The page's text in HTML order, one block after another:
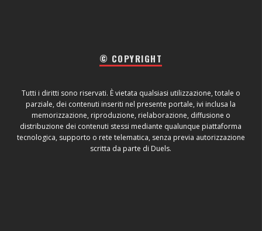
© COPYRIGHT
Tutti i diritti sono riservati. È vietata qualsiasi utilizzazione, totale o
parziale, dei contenuti inseriti nel presente portale, ivi inclusa la
memorizzazione, riproduzione, rielaborazione, diffusione o
distribuzione dei contenuti stessi mediante qualunque piattaforma
tecnologica, supporto o rete telematica, senza previa autorizzazione
scritta da parte di Duels.